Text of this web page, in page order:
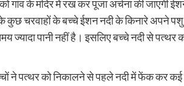
गांव के मंदिर में रख कर पूजा अर्चना की जाएगी
कुछ चरवाहों के बच्चे ईशन नदी के किनारे अपने
ज्यादा पानी नहीं है। इसलिए बच्चे नदी से पत्थर
ने पत्थर को निकालने से पहले नदी में फेंक कर